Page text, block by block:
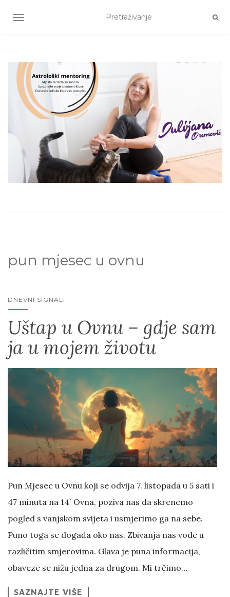
TOGGLE NAVIGATION
pun mjesec u ovnu
DNEVNI SIGNALI
Uštap u Ovnu – gdje sam
ja u mojem životu
Pun Mjesec u Ovnu koji se odvija 7. listopada u 5 sati i
47 minuta na 14′ Ovna, poziva nas da skrenemo
pogled s vanjskom svijeta i usmjerimo ga na sebe.
Puno toga se događa oko nas. Zbivanja nas vode u
različitim smjerovima. Glava je puna informacija,
obaveze se nižu jedna za drugom. Mi trčimo…
SAZNAJTE VIŠE